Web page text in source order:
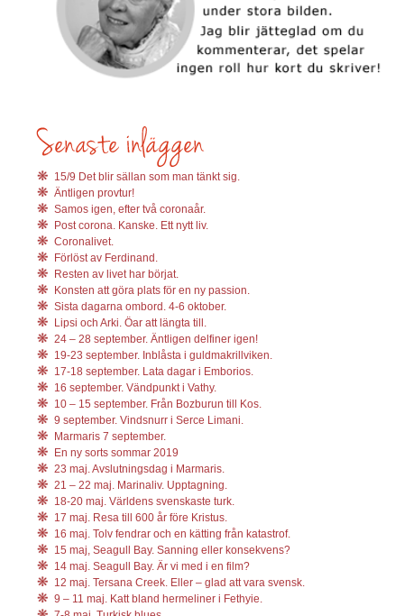
15/9 Det blir sällan som man tänkt sig.
Äntligen provtur!
Samos igen, efter två coronaår.
Post corona. Kanske. Ett nytt liv.
Coronalivet.
Förlöst av Ferdinand.
Resten av livet har börjat.
Konsten att göra plats för en ny passion.
Sista dagarna ombord. 4-6 oktober.
Lipsi och Arki. Öar att längta till.
24 – 28 september. Äntligen delfiner igen!
19-23 september. Inblåsta i guldmakrillviken.
17-18 september. Lata dagar i Emborios.
16 september. Vändpunkt i Vathy.
10 – 15 september. Från Bozburun till Kos.
9 september. Vindsnurr i Serce Limani.
Marmaris 7 september.
En ny sorts sommar 2019
23 maj. Avslutningsdag i Marmaris.
21 – 22 maj. Marinaliv. Upptagning.
18-20 maj. Världens svenskaste turk.
17 maj. Resa till 600 år före Kristus.
16 maj. Tolv fendrar och en kätting från katastrof.
15 maj, Seagull Bay. Sanning eller konsekvens?
14 maj. Seagull Bay. Är vi med i en film?
12 maj. Tersana Creek. Eller – glad att vara svensk.
9 – 11 maj. Katt bland hermeliner i Fethyie.